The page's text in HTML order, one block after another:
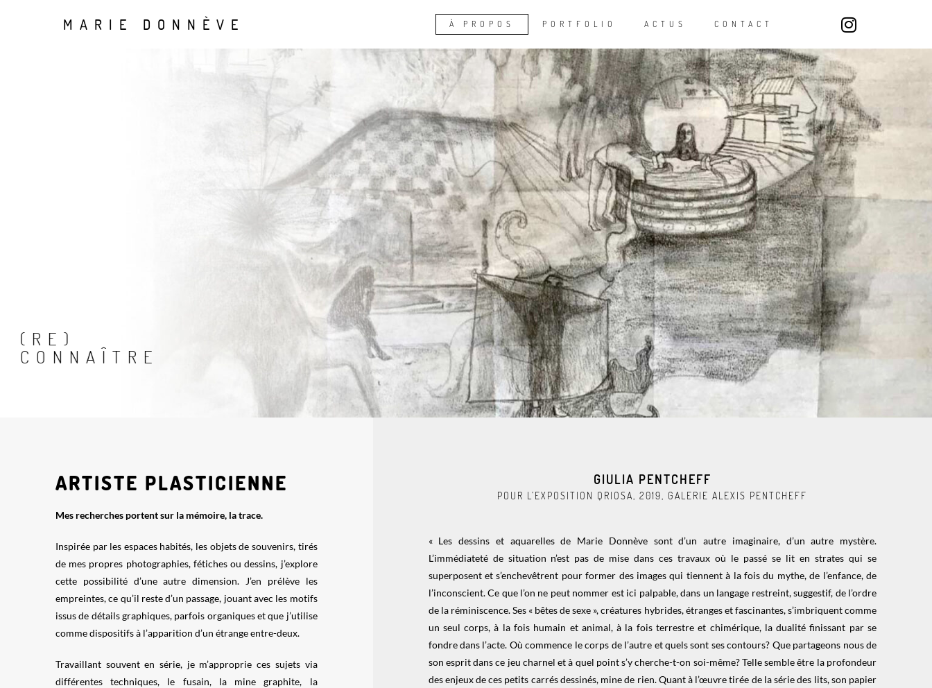
MARIE DONNÈVE À PROPOS PORTFOLIO ACTUS CONTACT
(RE)
CONNAÎTRE
ARTISTE PLASTICIENNE
Mes recherches portent sur la mémoire, la trace.
Inspirée par les espaces habités, les objets de souvenirs, tirés
de mes propres photographies, fétiches ou dessins, j’explore
cette possibilité d’une autre dimension. J’en prélève les
empreintes, ce qu’il reste d’un passage, jouant avec les motifs
issus de détails graphiques, parfois organiques et que j’utilise
comme dispositifs à l’apparition d’un étrange entre-deux.
Travaillant souvent en série, je m’approprie ces sujets via
différentes techniques, le fusain, la mine graphite, la
GIULIA PENTCHEFF
POUR L’EXPOSITION QRIOSA, 2019, GALERIE ALEXIS PENTCHEFF
« Les dessins et aquarelles de Marie Donnève sont d’un autre imaginaire, d’un autre mystère.
L’immédiateté de situation n’est pas de mise dans ces travaux où le passé se lit en strates qui se
superposent et s’enchevêtrent pour former des images qui tiennent à la fois du mythe, de l’enfance, de
l’inconscient. Ce que l’on ne peut nommer est ici palpable, dans un langage restreint, suggestif, de l’ordre
de la réminiscence. Ses « bêtes de sexe », créatures hybrides, étranges et fascinantes, s’imbriquent comme
un seul corps, à la fois humain et animal, à la fois terrestre et chimérique, la dualité finissant par se
fondre dans l’acte. Où commence le corps de l’autre et quels sont ses contours? Que partageons nous de
son esprit dans ce jeu charnel et à quel point s’y cherche-t-on soi-même? Telle semble être la profondeur
des enjeux de ces petits carrés dessinés, mine de rien. Quant à l’œuvre tirée de la série des lits, son papier